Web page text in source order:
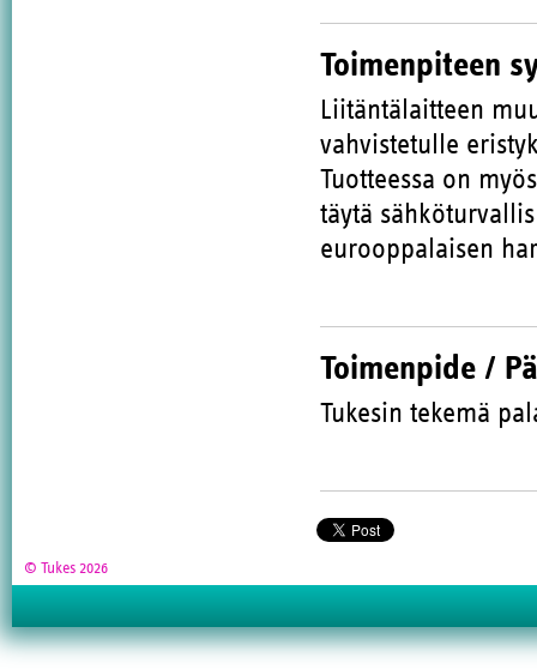
Toimenpiteen
Liitäntälaitteen
vahvistetulle
Tuotteessa on
täytä
eurooppalaisen
Toimenpide /
Tukesin tekemä
© Tukes 2026